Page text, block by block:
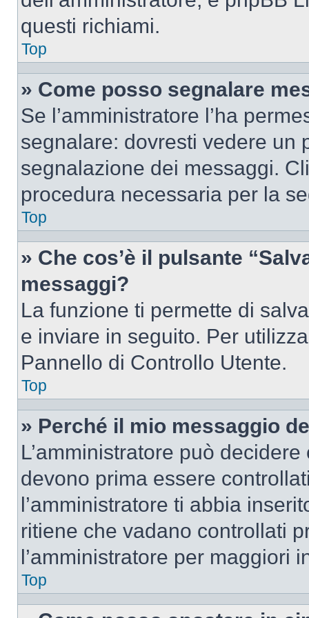
questi richiami.
Top
» Come posso segnalare
Se l’amministratore l’ha
segnalare: dovresti vedere un
segnalazione dei messaggi.
procedura necessaria per la
Top
» Che cos’è il pulsante
messaggi?
La funzione ti permette di
e inviare in seguito. Per
Pannello di Controllo Utente.
Top
» Perché il mio messaggio
L’amministratore può
devono prima essere
l’amministratore ti abbia
ritiene che vadano controllati
l’amministratore per maggiori
Top